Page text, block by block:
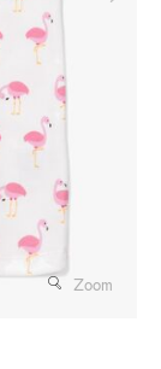
Zoom